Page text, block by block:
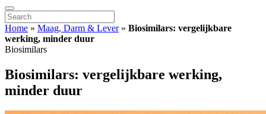
Home » Maag, Darm & Lever» Biosimilars: vergelijkbare
werking, minder duur
Biosimilars
Biosimilars: vergelijkbare werking,
minder duur